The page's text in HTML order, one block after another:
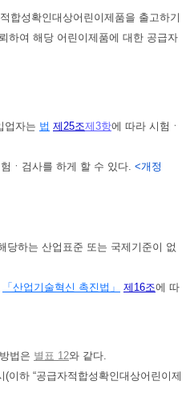
합성확인대상어린이제품을 출고하기
하여 해당 어린이제품에 대한 공급자
업자는 법 제25조제3항에 따라 시험ㆍ
ㆍ검사를 하게 할 수 있다. <개정
당하는 산업표준 또는 국제기준이 없
「산업기술혁신 촉진법」 제16조에 따
법은 별표 12와 같다.
하 “공급자적합성확인대상어린이제